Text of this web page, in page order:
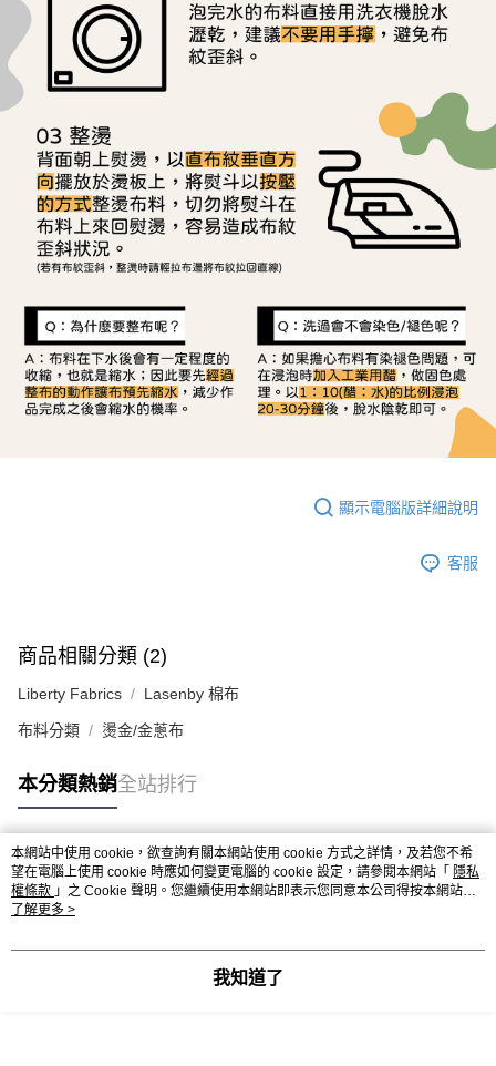
恩沛科技股份有限公司將有權停止該用戶之使用額度並採取法律行動。
顯示電腦版詳細說明
客服
商品相關分類 (2)
Liberty Fabrics Lasenby 棉布
布料分類 燙金/金蔥布
本分類熱銷全站排行
熱門標籤
本網站中使用 cookie，欲查詢有關本網站使用 cookie 方式之詳情，及若您不希
望在電腦上使用 cookie 時應如何變更電腦的 cookie 設定，請參閱本網站「 隱私
權條款 」之 Cookie 聲明。您繼續使用本網站即表示您同意本公司得按本網站使
用條款之 Cookie 聲明使用 cookie。
了解更多 >
我知道了